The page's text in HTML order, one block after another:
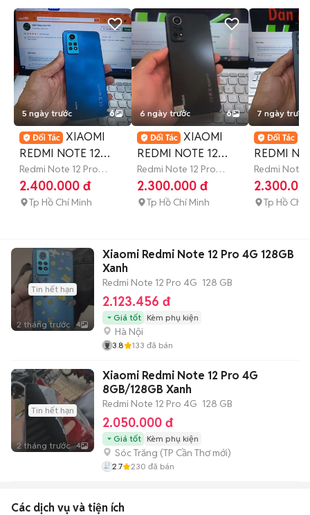
5 ngày trước 6
XIAOMI
REDMI NOTE 12
PRO 8GB/256GB
SNAP 732G MƯỢT
Redmi Note 12 Pro
4G 256 GB
2.400.000 đ
Tp Hồ Chí Minh
6 ngày trước 6
XIAOMI
REDMI NOTE 12
PRO 8GB.128GB
SNAP 732G MỚI99
Redmi Note 12 Pro
4G 128 GB
2.300.000 đ
Tp Hồ Chí Minh
7 ngày trước
REDMI
PRO 8/
732G
Redmi Note
4G 128 GB
Tp Hồ Chí
Tin hết hạn
2 tháng trước 4
Xiaomi Redmi Note 12 Pro 4G 128GB
Xanh
Redmi Note 12 Pro 4G 128 GB
2.123.456 đ
Giá tốt Kèm phụ kiện
Hà Nội
3.8 133 đã bán
Tin hết hạn
2 tháng trước 4
Xiaomi Redmi Note 12 Pro 4G
8GB/128GB Xanh
Redmi Note 12 Pro 4G 128 GB
2.050.000 đ
Giá tốt Kèm phụ kiện
Sóc Trăng (TP Cần Thơmới)
2.7 230 đã bán
Các dịch vụ và tiện ích